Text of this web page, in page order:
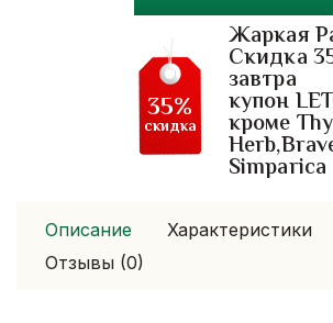
штук
Жаркая
Скидка
завтра
купон
кроме
Simparica
35%
скидка
Описание
Характеристики
Отзывы (0)